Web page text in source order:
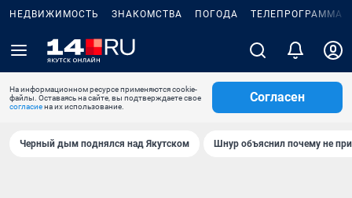
НЕДВИЖИМОСТЬ ЗНАКОМСТВА ПОГОДА ТЕЛЕПРОГРАММА
На информационном ресурсе применяются cookie-
файлы. Оставаясь на сайте, вы подтверждаете свое
согласиена их использование.
Согласен
Черный дым поднялся над Якутском Шнур объяснил почему не